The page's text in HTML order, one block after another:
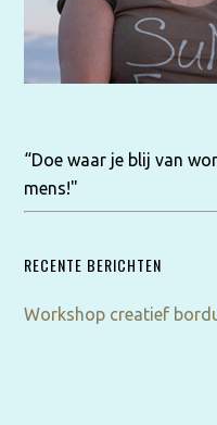
“Doe waar je blij van
mens!"
RECENTE BERICHTEN
Workshop creatief